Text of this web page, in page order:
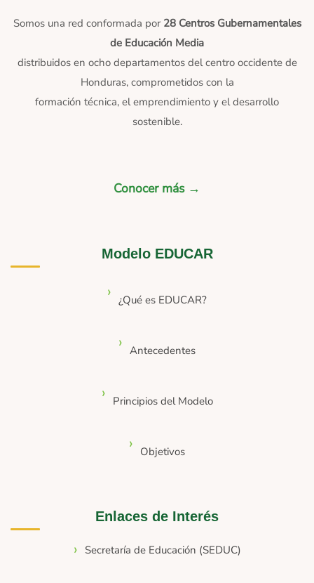
Somos una red conformada por 28 Centros Gubernamentales
de Educación Media
distribuidos en ocho departamentos del centro occidente de
Honduras, comprometidos con la
formación técnica, el emprendimiento y el desarrollo
sostenible.
Conocer más →
Modelo EDUCAR
¿Qué es EDUCAR?
Antecedentes
Principios del Modelo
Objetivos
Enlaces de Interés
Secretaría de Educación (SEDUC)